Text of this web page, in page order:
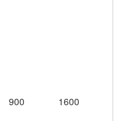
900 1600